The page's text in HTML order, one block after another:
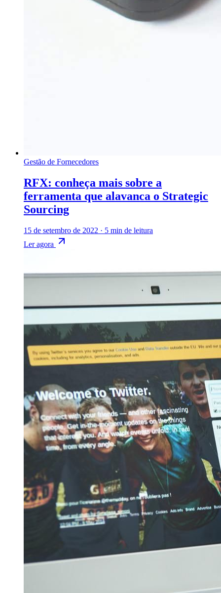
Gestão de Fornecedores
RFX: conheça mais sobre a
ferramenta que alavanca o Strategic
Sourcing
15 de setembro de 2022 · 5 min de leitura
Ler agora